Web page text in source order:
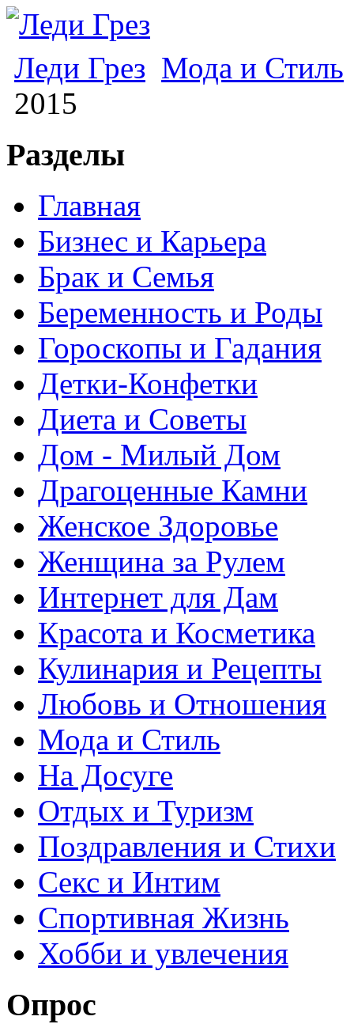
Леди Грез Мода и Стиль
2015
Разделы
Главная
Бизнес и Карьера
Брак и Семья
Беременность и Роды
Гороскопы и Гадания
Детки-Конфетки
Диета и Советы
Дом - Милый Дом
Драгоценные Камни
Женское Здоровье
Женщина за Рулем
Интернет для Дам
Красота и Косметика
Кулинария и Рецепты
Любовь и Отношения
Мода и Стиль
На Досуге
Отдых и Туризм
Поздравления и Стихи
Секс и Интим
Спортивная Жизнь
Хобби и увлечения
Опрос